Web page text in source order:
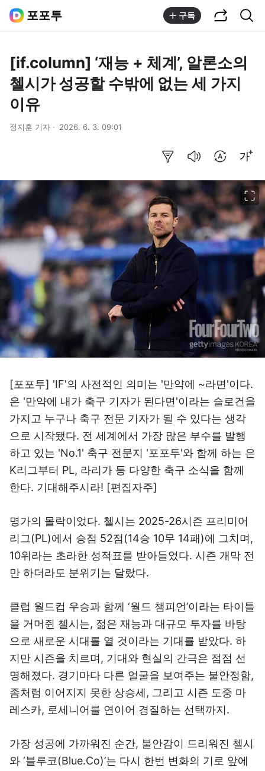
포포투 구독
[if.column] ‘재능 + 체계’, 알론소의
첼시가 성공할 수밖에 없는 세 가지
이유
정지훈 기자 2026. 6. 3. 09:01
[포포투] 'IF'의 사전적인 의미는 '만약에 ~라면'이다.
은 '만약에 내가 축구 기자가 된다면'이라는 슬로건을
가지고 누구나 축구 전문 기자가 될 수 있다는 생각
으로 시작됐다. 전 세계에서 가장 많은 부수를 발행
하고 있는 'No.1' 축구 전문지 '포포투'와 함께 하는 은
K리그부터 PL, 라리가 등 다양한 축구 소식을 함께
한다. 기대해주시라! [편집자주]
명가의 몰락이었다. 첼시는 2025-26시즌 프리미어
리그(PL)에서 승점 52점(14승 10무 14패)에 그치며,
10위라는 초라한 성적표를 받아들었다. 시즌 개막 전
만 하더라도 분위기는 달랐다.
클럽 월드컵 우승과 함께 ‘월드 챔피언’이라는 타이틀
을 거머쥔 첼시는, 젊은 재능과 대규모 투자를 바탕
으로 새로운 시대를 열 것이라는 기대를 받았다. 하
지만 시즌을 치르며, 기대와 현실의 간극은 점점 선
명해졌다. 경기마다 다른 얼굴을 보여주는 불안정함,
좀처럼 이어지지 못한 상승세, 그리고 시즌 도중 마
레스카, 로세니어를 연이어 경질하는 선택까지.
가장 성공에 가까워진 순간, 불안감이 드리워진 첼시
와 ‘블루코(Blue.Co)’는 다시 한번 변화의 기로 앞에